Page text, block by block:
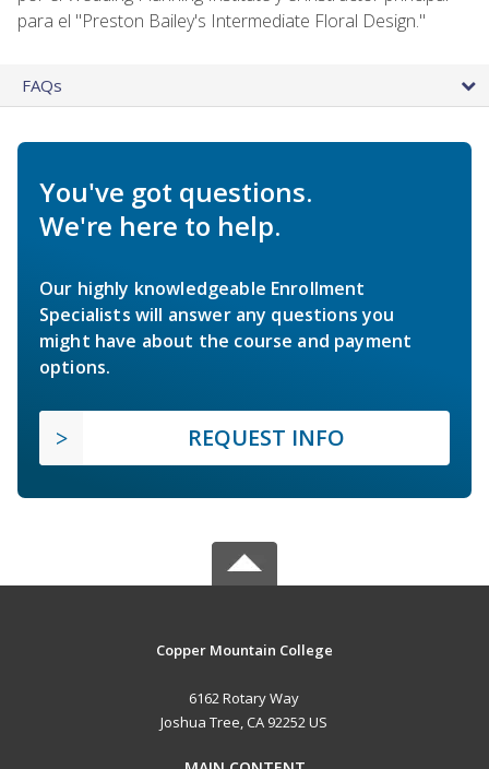
para el "Preston Bailey's Intermediate Floral Design."
FAQs
You've got questions.
We're here to help.
Our highly knowledgeable Enrollment
Specialists will answer any questions you
might have about the course and payment
options.
REQUEST INFO
Copper Mountain College
6162 Rotary Way
Joshua Tree, CA 92252 US